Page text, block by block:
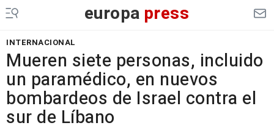
europa press
INTERNACIONAL
Mueren siete personas, incluido
un paramédico, en nuevos
bombardeos de Israel contra el
sur de Líbano